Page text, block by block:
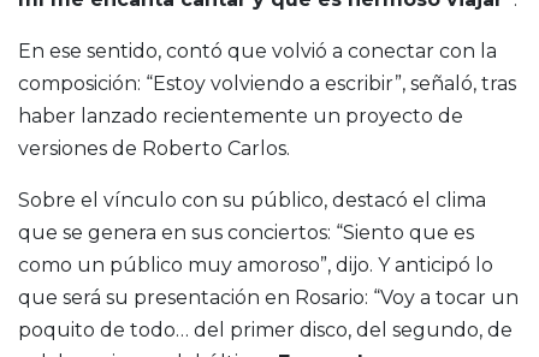
En ese sentido, contó que volvió a conectar con la
composición: “Estoy volviendo a escribir”, señaló, tras
haber lanzado recientemente un proyecto de
versiones de Roberto Carlos.
Sobre el vínculo con su público, destacó el clima
que se genera en sus conciertos: “Siento que es
como un público muy amoroso”, dijo. Y anticipó lo
que será su presentación en Rosario: “Voy a tocar un
poquito de todo… del primer disco, del segundo, de